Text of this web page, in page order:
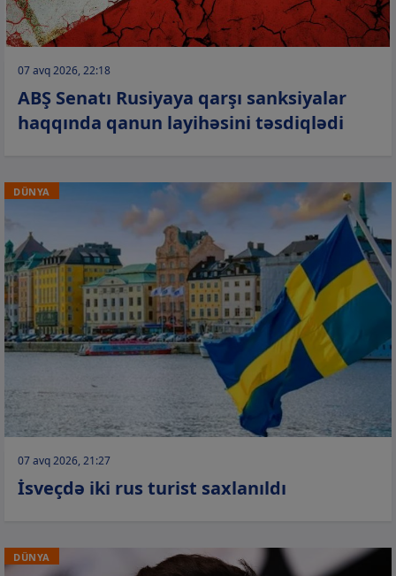
07 avq 2026, 22:18
ABŞ Senatı Rusiyaya qarşı sanksiyalar
haqqında qanun layihəsini təsdiqlədi
DÜNYA
07 avq 2026, 21:27
İsveçdə iki rus turist saxlanıldı
DÜNYA